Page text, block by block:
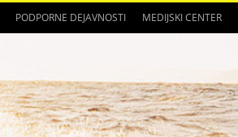
PODPORNE DEJAVNOSTI MEDIJSKI CENTER